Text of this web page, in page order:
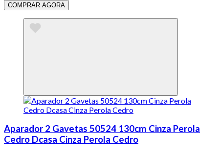
COMPRAR AGORA
Aparador 2 Gavetas 50524 130cm Cinza Perola
Cedro Dcasa Cinza Perola Cedro